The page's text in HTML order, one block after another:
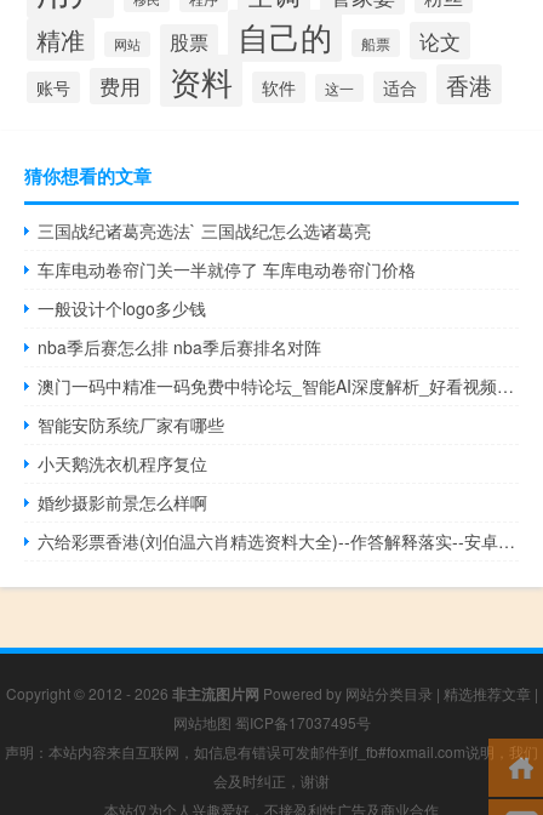
精准 网站 股票 自己的 船票 论文
账号 费用 资料 软件 这一 适合 香港
猜你想看的文章
三国战纪诸葛亮选法` 三国战纪怎么选诸葛亮
车库电动卷帘门关一半就停了 车库电动卷帘门价格
一般设计个logo多少钱
nba季后赛怎么排 nba季后赛排名对阵
澳门一码中精准一码免费中特论坛_智能AI深度解析_好看视频版v32.26.293
智能安防系统厂家有哪些
小天鹅洗衣机程序复位
婚纱摄影前景怎么样啊
六给彩票香港(刘伯温六肖精选资料大全)--作答解释落实--安卓版525.068
Copyright © 2012 - 2026 非主流图片网 Powered by 网站分类目录 | 精选推荐文章 |
网站地图 蜀ICP备17037495号
声明：本站内容来自互联网，如信息有错误可发邮件到f_fb#foxmail.com说明，我们
会及时纠正，谢谢
本站仅为个人兴趣爱好，不接盈利性广告及商业合作